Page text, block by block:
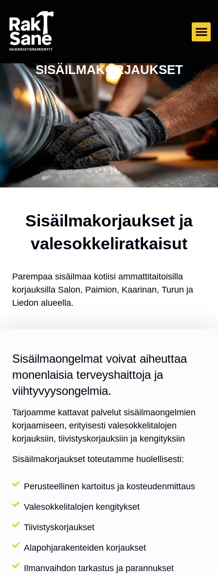
SISÄILMAKORJAUKSET
Sisäilmakorjaukset ja
valesokkeliratkaisut
Parempaa sisäilmaa kotiisi ammattitaitoisilla
korjauksilla Salon, Paimion, Kaarinan, Turun ja
Liedon alueella.
Sisäilmaongelmat voivat aiheuttaa
monenlaisia terveyshaittoja ja
viihtyvyysongelmia.
Tarjoamme kattavat palvelut sisäilmaongelmien
korjaamiseen, erityisesti valesokkelitalojen
korjauksiin, tiivistyskorjauksiin ja kengityksiin
Sisäilmakorjaukset toteutamme huolellisesti:
Perusteellinen kartoitus ja kosteudenmittaus
Valesokkelitalojen kengitykset
Tiivistyskorjaukset
Alapohjarakenteiden korjaukset
Ilmanvaihdon tarkastus ja parannukset